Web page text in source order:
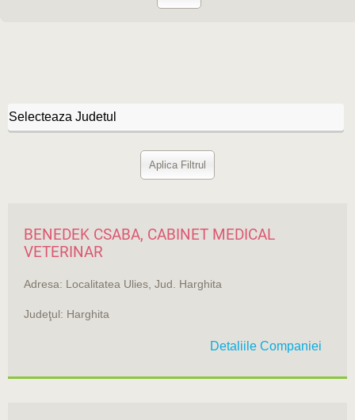
BENEDEK CSABA, CABINET MEDICAL
VETERINAR
Adresa: Localitatea Ulies, Jud. Harghita
Judeţul: Harghita
Detaliile Companiei